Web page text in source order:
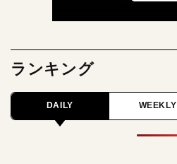
ランキング
DAILY WEEKLY